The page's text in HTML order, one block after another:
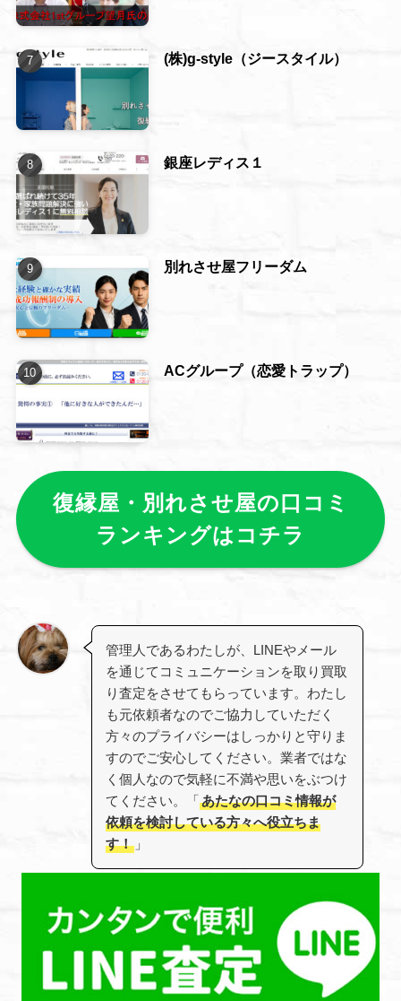
(株)g-style（ジースタイル）
銀座レディス１
別れさせ屋フリーダム
ACグループ（恋愛トラップ）
復縁屋・別れさせ屋の口コミ
ランキングはコチラ
管理人であるわたしが、LINEやメール
を通じてコミュニケーションを取り買取
り査定をさせてもらっています。わたし
も元依頼者なのでご協力していただく
方々のプライバシーはしっかりと守りま
すのでご安心してください。業者ではな
く個人なので気軽に不満や思いをぶつけ
てください。「あたなの口コミ情報が
依頼を検討している方々へ役立ちま
す！ 」